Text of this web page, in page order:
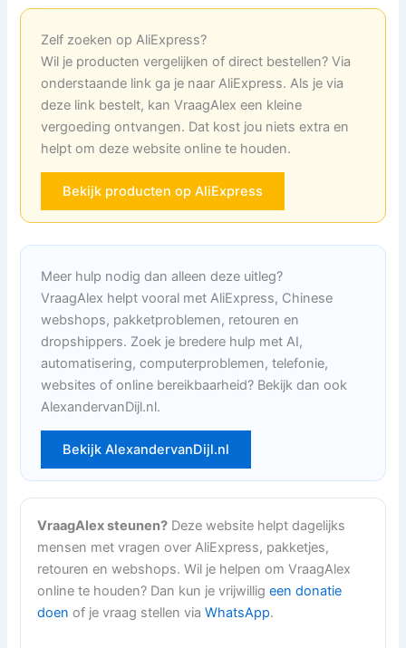
Zelf zoeken op AliExpress?
Wil je producten vergelijken of direct bestellen? Via
onderstaande link ga je naar AliExpress. Als je via
deze link bestelt, kan VraagAlex een kleine
vergoeding ontvangen. Dat kost jou niets extra en
helpt om deze website online te houden.
Bekijk producten op AliExpress
Meer hulp nodig dan alleen deze uitleg?
VraagAlex helpt vooral met AliExpress, Chinese
webshops, pakketproblemen, retouren en
dropshippers. Zoek je bredere hulp met AI,
automatisering, computerproblemen, telefonie,
websites of online bereikbaarheid? Bekijk dan ook
AlexandervanDijl.nl.
Bekijk AlexandervanDijl.nl
VraagAlex steunen? Deze website helpt dagelijks
mensen met vragen over AliExpress, pakketjes,
retouren en webshops. Wil je helpen om VraagAlex
online te houden? Dan kun je vrijwilligeen donatie
doen of je vraag stellen viaWhatsApp.